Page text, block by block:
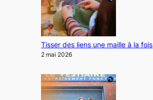
Tisser des liens une maille à la fois
2 mai 2026